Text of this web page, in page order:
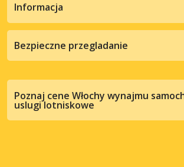
Informacja
Bezpieczne przegladanie
Poznaj cene Włochy wynajmu
uslugi lotniskowe